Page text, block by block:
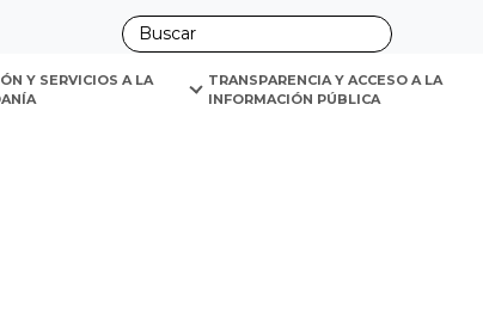
Y SERVICIOS A LA
TRANSPARENCIA Y ACCESO A LA
INFORMACIÓN PÚBLICA